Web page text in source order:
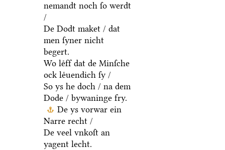
nemandt noch ſo werdt
/
De Dodt maket / dat
men ſyner nicht
begert.
Wo leͤff dat de Minſche
ock leͤuendich ſy /
So ys he doch / na dem
Dode / bywaninge fry.
De ys vorwar ein
Narre recht /
De veel vnkoſt an
yagent lecht.